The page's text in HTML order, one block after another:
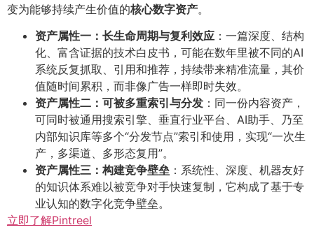
变为能够持续产生价值的核心数字资产​。
资产属性一：长生命周期与复利效应 ​：一篇深度、结构
化、富含证据的技术白皮书，可能在数年里被不同的AI
系统反复抓取、引用和推荐，持续带来精准流量，其价
值随时间累积，而非像广告一样即时失效。
资产属性二：可被多重索引与分发 ​：同一份内容资产，
可同时被通用搜索引擎、垂直行业平台、AI助手、乃至
内部知识库等多个“分发节点”索引和使用，实现“一次生
产，多渠道、多形态复用”。
资产属性三：构建竞争壁垒 ​：系统性、深度、机器友好
的知识体系难以被竞争对手快速复制，它构成了基于专
业认知的数字化竞争壁垒。
立即了解Pintreel